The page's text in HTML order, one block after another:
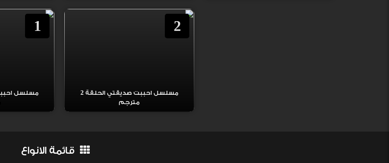
2
مسلسل احببت صديقتي الحلقة 2
مترجم
1
قائمة الانواع